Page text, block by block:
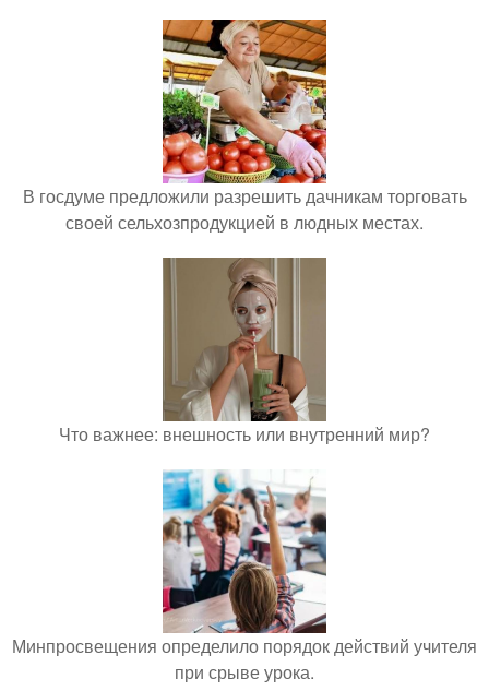
В госдуме предложили разрешить дачникам торговать
своей сельхозпродукцией в людных местах.
Что важнее: внешность или внутренний мир?
Минпросвещения определило порядок действий учителя
при срыве урока.